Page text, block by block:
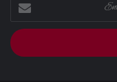
your
Email
address